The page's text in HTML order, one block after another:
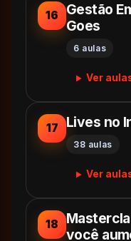
16
Gestão
Goes
6 aulas
Ver
17 Lives no
38 aulas
Ver
18
você